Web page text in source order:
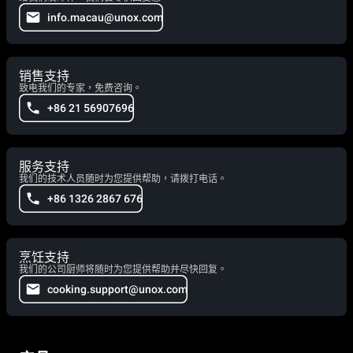
info.macau@unox.com
销售支持
致电我们的专家，免费咨询。
+86 21 56907696
服务支持
我们的技术人员随时为您提供帮助，请拨打电话。
+86 1326 2867 676
烹饪支持
我们的公司厨师将随时为您提供帮助并尽快回复。
cooking.support@unox.com